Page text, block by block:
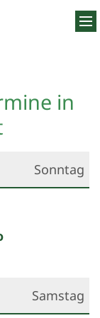
in
Sonntag
Samstag